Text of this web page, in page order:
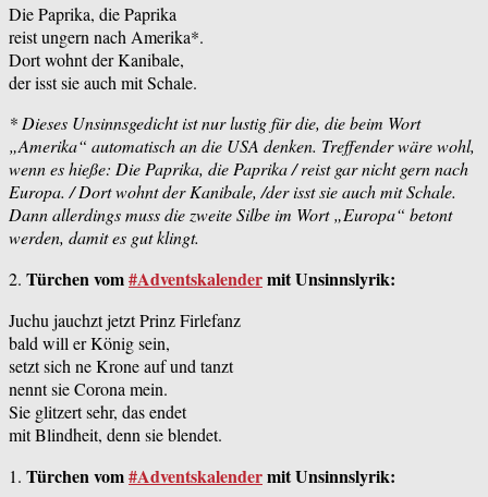
Die Paprika, die Paprika
reist ungern nach Amerika*.
Dort wohnt der Kanibale,
der isst sie auch mit Schale.
* Dieses Unsinnsgedicht ist nur lustig für die, die beim Wort
„Amerika“ automatisch an die USA denken. Treffender wäre wohl,
wenn es hieße: Die Paprika, die Paprika / reist gar nicht gern nach
Europa. / Dort wohnt der Kanibale, /der isst sie auch mit Schale.
Dann allerdings muss die zweite Silbe im Wort „Europa“ betont
werden, damit es gut klingt.
2. Türchen vom#Adventskalendermit Unsinnslyrik:
Juchu jauchzt jetzt Prinz Firlefanz
bald will er König sein,
setzt sich ne Krone auf und tanzt
nennt sie Corona mein.
Sie glitzert sehr, das endet
mit Blindheit, denn sie blendet.
1. Türchen vom#Adventskalendermit Unsinnslyrik: